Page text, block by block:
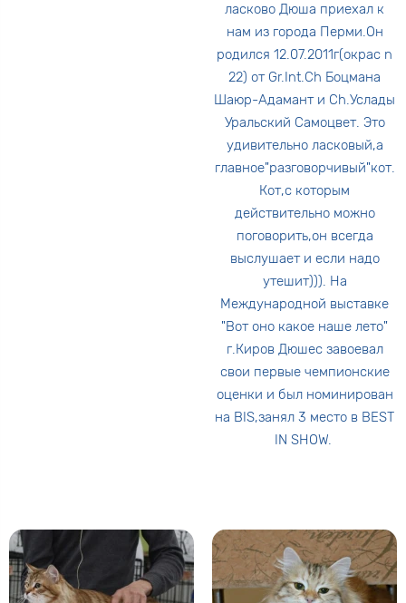
ласково Дюша приехал к
нам из города Перми.Он
родился 12.07.2011г(окрас n
22) от Gr.Int.Ch Боцмана
Шаюр-Адамант и Ch.Услады
Уральский Самоцвет. Это
удивительно ласковый,а
главное"разговорчивый"кот.
Кот,с которым
действительно можно
поговорить,он всегда
выслушает и если надо
утешит))). На
Международной выставке
"Вот оно какое наше лето"
г.Киров Дюшес завоевал
свои первые чемпионские
оценки и был номинирован
на BIS,занял 3 место в BEST
IN SHOW.